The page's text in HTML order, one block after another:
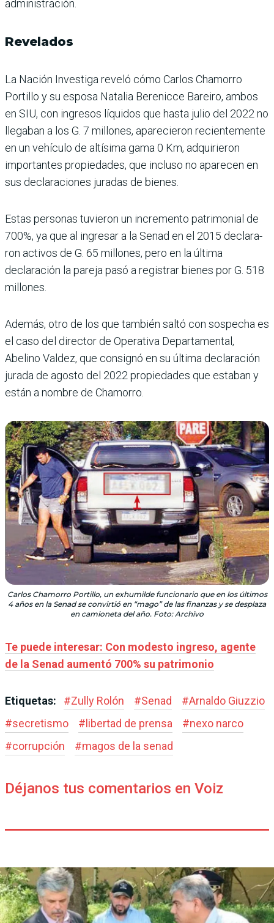
administración.
Revelados
La Nación Investiga reveló cómo Carlos Chamorro
Portillo y su esposa Nata­lia Berenicce Bareiro, ambos
en SIU, con ingre­sos líquidos que hasta julio del 2022 no
llegaban a los G. 7 millones, apare­cieron recientemente
en un vehículo de altísima gama 0 Km, adquirieron
importantes propiedades, que incluso no aparecen en
sus declaraciones juradas de bienes.
Estas personas tuvieron un incremento patrimonial de
700%, ya que al ingresar a la Senad en el 2015 declara­
ron activos de G. 65 millo­nes, pero en la última
declaración la pareja pasó a registrar bienes por G. 518
millones.
Además, otro de los que también saltó con sospe­cha es
el caso del director de Operativa Departamental,
Abelino Valdez, que con­signó en su última decla­ración
jurada de agosto del 2022 propiedades que estaban y
están a nombre de Chamorro.
Carlos Chamorro Portillo, un exhumilde funcionario que en los últimos
4 años en la Senad se convirtió en “mago” de las finanzas y se desplaza
en camioneta del año. Foto: Archivo
Te puede interesar: Con modesto ingreso, agente
de la Senad aumentó 700% su patrimonio
Etiquetas: #Zully Rolón #Senad #Arnaldo Giuzzio
#secretismo #libertad de prensa #nexo narco
#corrupción #magos de la senad
Déjanos tus comentarios en Voiz